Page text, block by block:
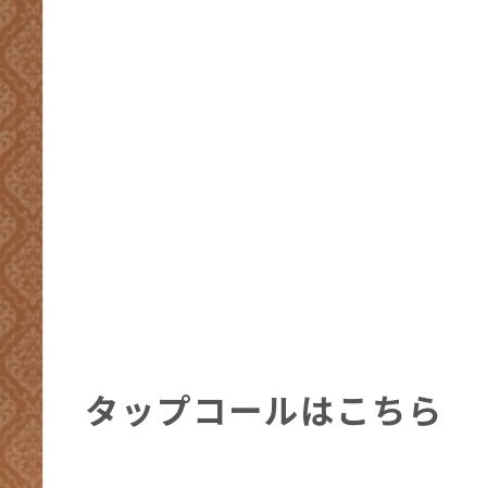
タップコールはこちら